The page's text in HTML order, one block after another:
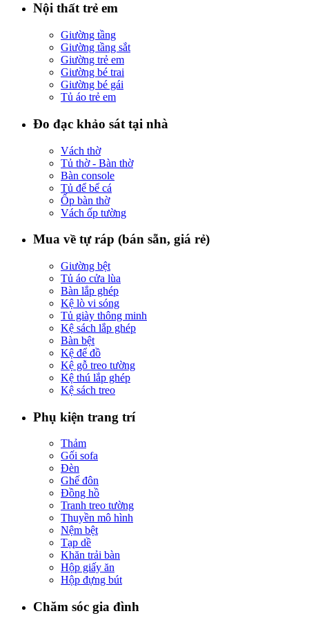
Nội thất trẻ em
Giường tầng
Giường tầng sắt
Giường trẻ em
Giường bé trai
Giường bé gái
Tủ áo trẻ em
Đo đạc khảo sát tại nhà
Vách thờ
Tủ thờ - Bàn thờ
Bàn console
Tủ để bể cá
Ốp bàn thờ
Vách ốp tường
Mua về tự ráp (bán sẵn, giá rẻ)
Giường bệt
Tủ áo cửa lùa
Bàn lắp ghép
Kệ lò vi sóng
Tủ giày thông minh
Kệ sách lắp ghép
Bàn bệt
Kệ để đồ
Kệ gỗ treo tường
Kệ thú lắp ghép
Kệ sách treo
Phụ kiện trang trí
Thảm
Gối sofa
Đèn
Ghế đôn
Đồng hồ
Tranh treo tường
Thuyền mô hình
Nệm bệt
Tạp dề
Khăn trải bàn
Hộp giấy ăn
Hộp đựng bút
Chăm sóc gia đình